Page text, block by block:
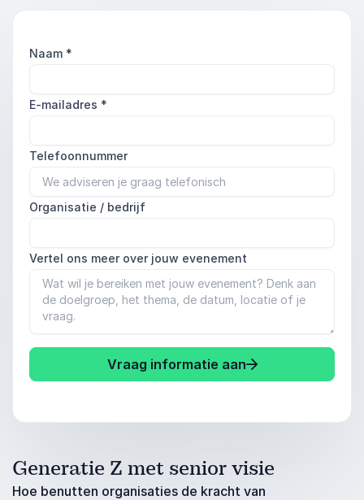
Naam *
E-mailadres *
Telefoonnummer
Organisatie / bedrijf
Vertel ons meer over jouw evenement
Vraag informatie aan
Generatie Z met senior visie
Hoe benutten organisaties de kracht van